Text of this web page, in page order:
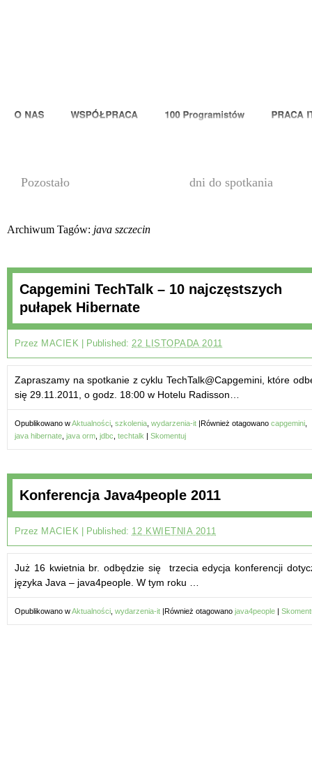
Pozostało dni do spotkania
Archiwum Tagów: java szczecin
Capgemini TechTalk – 10 najczęstszych
pułapek Hibernate
Przez MACIEK Published:22 LISTOPADA 2011
Zapraszamy na spotkanie z cyklu TechTalk@Capgemini, które
się 29.11.2011, o godz. 18:00 w Hotelu Radisson…
Opublikowano wAktualności szkolenia wydarzenia-it |Również otagowano capgemini
java hibernate java orm jdbc techtalk | Skomentuj
Konferencja Java4people 2011
Przez MACIEK Published: 12 KWIETNIA 2011
Już 16 kwietnia br. odbędzie się trzecia edycja konferencji
języka Java – java4people. W tym roku …
Opublikowano wAktualności wydarzenia-it |Również otagowano java4people |